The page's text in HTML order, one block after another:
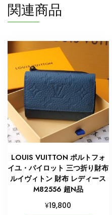
個
関連商品
LOUIS VUITTON ポルトフォ
イユ・パイロット 三つ折り財布
ルイヴィトン 財布 レディース
M82556 超N品
¥19,800